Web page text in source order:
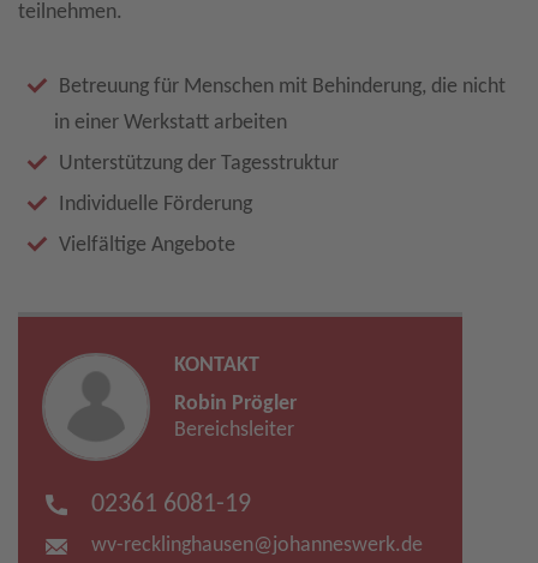
teilnehmen.
Betreuung für Menschen mit Behinderung, die nicht
in einer Werkstatt arbeiten
Unterstützung der Tagesstruktur
Individuelle Förderung
Vielfältige Angebote
KONTAKT
Robin Prögler
Bereichsleiter
02361 6081-19
wv-recklinghausen​@johanneswerk.de